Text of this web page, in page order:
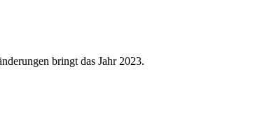
bringt das Jahr 2023.